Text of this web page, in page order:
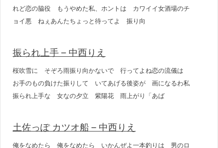
れど恋の脇役 もうやめた私、ホントは カワイイ女酒場のチ
ョイ悪 ねぇあんたちょっと待ってよ 振り向
振られ上手 – 中西りえ
桜吹雪に そぞろ雨振り向かないで 行ってよね恋の流儀は
お手のもの負けた振りして いてあげる後姿が 画になるわ私
振られ上手な 女なの夕立 紫陽花 雨上がり「あば
土佐っぽ カツオ船 – 中西りえ
俺をなめたら 俺をなめたら いかんぜよ一本釣りは 男のロ